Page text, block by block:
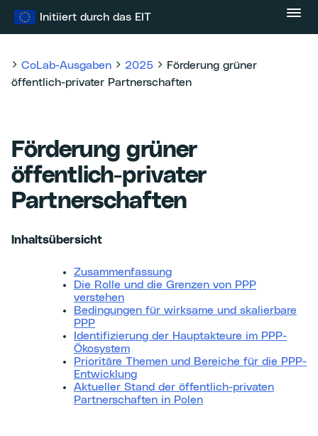
Inhalt
Initiiert durch das EIT
CoLab-Ausgaben 2025
Förderung grüner
öffentlich-privater Partnerschaften
Förderung grüner
öffentlich-privater
Partnerschaften
Inhaltsübersicht
Zusammenfassung
Die Rolle und die Grenzen von PPP
verstehen
Bedingungen für wirksame und skalierbare
PPP
Identifizierung der Hauptakteure im PPP-
Ökosystem
Prioritäre Themen und Bereiche für die PPP-
Entwicklung
Aktueller Stand der öffentlich-privaten
Partnerschaften in Polen